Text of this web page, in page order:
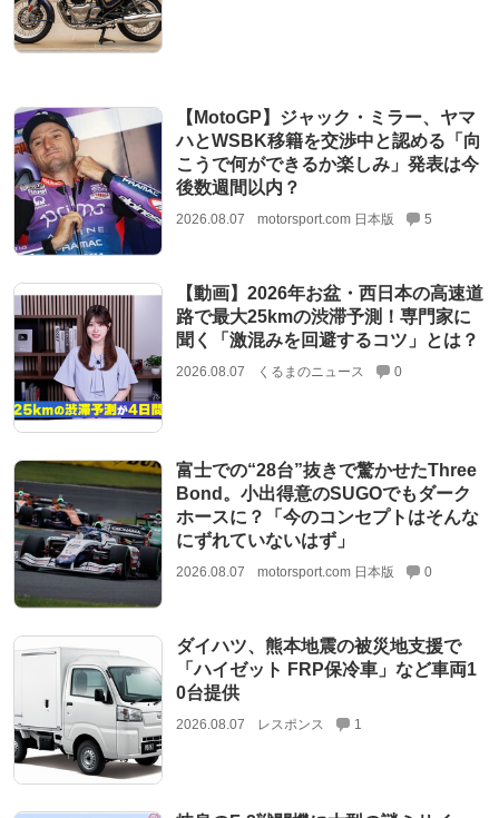
【MotoGP】ジャック・ミラー、ヤマ
ハとWSBK移籍を交渉中と認める「向
こうで何ができるか楽しみ」発表は今
後数週間以内？
2026.08.07 motorsport.com 日本版 5
【動画】2026年お盆・西日本の高速道
路で最大25kmの渋滞予測！専門家に
聞く「激混みを回避するコツ」とは？
2026.08.07 くるまのニュース 0
富士での“28台”抜きで驚かせたThree
Bond。小出得意のSUGOでもダーク
ホースに？「今のコンセプトはそんな
にずれていないはず」
2026.08.07 motorsport.com 日本版 0
ダイハツ、熊本地震の被災地支援で
「ハイゼット FRP保冷車」など車両1
0台提供
2026.08.07 レスポンス 1